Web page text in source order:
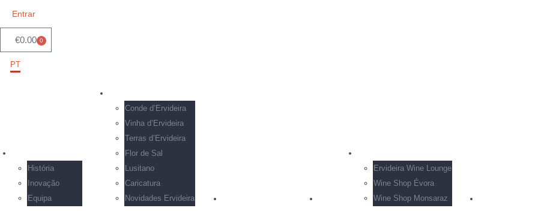
Entrar
€0.00 0
PT
História
Inovação
Equipa
Conde d’Ervideira
Vinha d’Ervideira
Terras d’Ervideira
Flor de Sal
Lusitano
Caricatura
Novidades Ervideira
Ervideira Wine Lounge
Wine Shop Évora
Wine Shop Monsaraz